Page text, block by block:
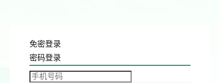
免密登录
密码登录